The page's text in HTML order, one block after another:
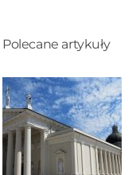
Polecane artykuły